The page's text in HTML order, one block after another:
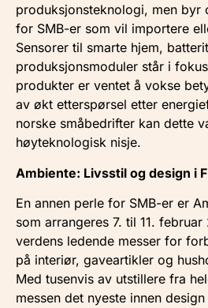
produksjonsteknologi, men byr
for SMB-er som vil importere
Sensorer til smarte hjem,
produksjonsmoduler står i
produkter er ventet å vokse
av økt etterspørsel etter
norske småbedrifter kan dette
høyteknologisk nisje.
Ambiente: Livsstil og design i
En annen perle for SMB-er er
som arrangeres 7. til 11.
verdens ledende messer for
på interiør, gaveartikler og
Med tusenvis av utstillere fra
messen det nyeste innen